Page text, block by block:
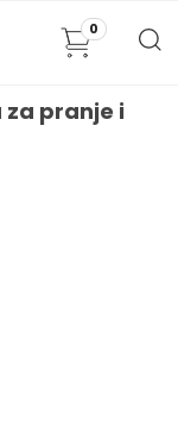
0
pranje i